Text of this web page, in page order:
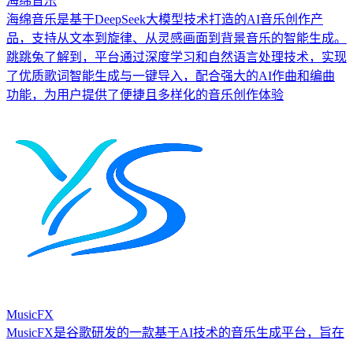
海绵音乐是基于DeepSeek大模型技术打造的AI音乐创作产
品，支持从文本到旋律、从灵感画面到背景音乐的智能生成。
跳跳兔了解到，平台通过深度学习和自然语言处理技术，实现
了优质歌词智能生成与一键导入，配合强大的AI作曲和编曲
功能，为用户提供了便捷且多样化的音乐创作体验
MusicFX
MusicFX是谷歌研发的一款基于AI技术的音乐生成平台，旨在